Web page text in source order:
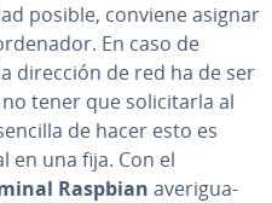
posible, conviene asignar
En caso de
dirección de red ha de ser
tener que so­li­ci­tar­la al
de hacer esto es
en una fija. Con el
Raspbian ave­ri­gua­